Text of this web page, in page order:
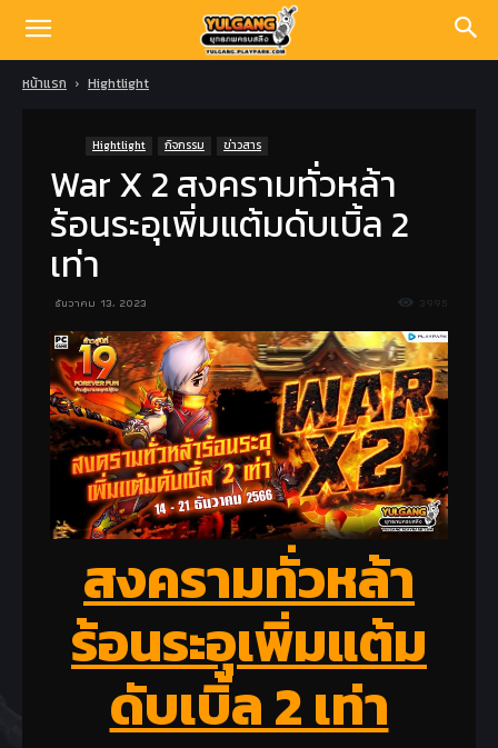
หน้าแรก Hightlight
Hightlight กิจกรรม ข่าวสาร
War X 2 สงครามทั่วหล้า
ร้อนระอุเพิ่มแต้มดับเบิ้ล 2
เท่า
ธันวาคม 13, 2023 3995
สงครามทั่วหล้า
ร้อนระอุเพิ่มแต้ม
ดับเบิ้ล 2 เท่า